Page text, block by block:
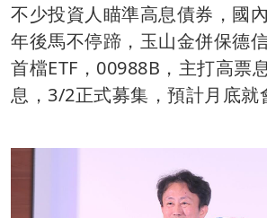
不少投資人瞄準高息債券，國
年後馬不停蹄，玉山金併保德
首檔ETF，00988B，主打高票
息，3/2正式募集，預計月底就